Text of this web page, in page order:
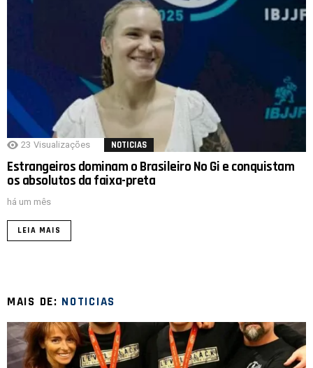
23 Visualizações NOTICIAS
Estrangeiros dominam o Brasileiro No Gi e conquistam
os absolutos da faixa-preta
há um mês
LEIA MAIS
MAIS DE: NOTICIAS